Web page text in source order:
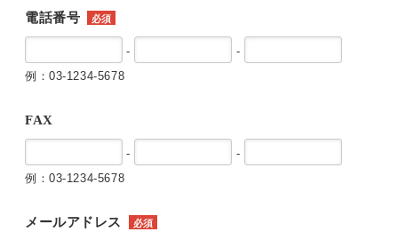
電話番号 必須
-
-
例：03-1234-5678
FAX
-
-
例：03-1234-5678
メールアドレス 必須